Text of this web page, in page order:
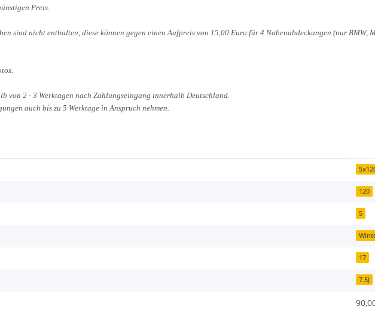
Preis.
sind nicht enthalten, diese können gegen einen Aufpreis von 15,00 Euro für 4 Nabenabdeckungen (nur
von 2 - 3 Werktagen nach Zahlungseingang innerhalb Deutschland.
auch bis zu 5 Werktage in Anspruch nehmen.
120
5
17
7.5J